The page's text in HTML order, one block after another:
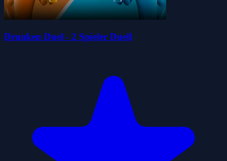
Drunken Duel - 2 Spieler Duell